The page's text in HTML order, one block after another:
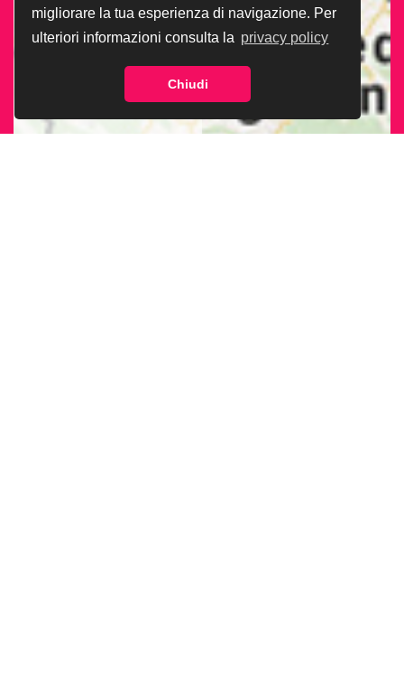
migliorare la tua esperienza di navigazione. Per
ulteriori informazioni consulta la privacy policy
Chiudi